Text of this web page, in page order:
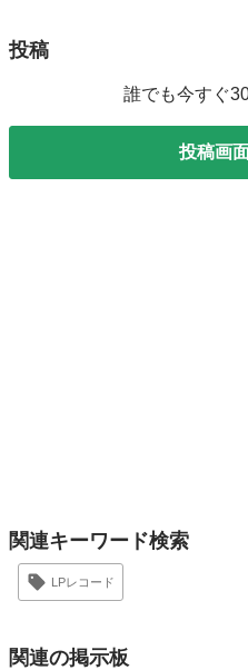
投稿
誰でも今すぐ
投稿画
関連キーワード検索
LPレコード
関連の掲示板